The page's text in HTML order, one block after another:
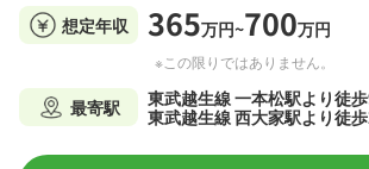
想定年収 365万円~700万円
※この限りではありません。
最寄駅
東武越生線 一本松駅より徒
東武越生線 西大家駅より徒